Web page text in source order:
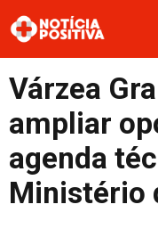
Opinião
Cultura
Entretenimento
Várzea
ampliar
agenda
Ministério